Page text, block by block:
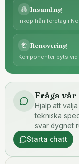
Insamling
Inköp från företag i
Renovering
Komponenter byts vid
Fråga
Hjälp att
tekniska
svar dygnet
Starta chatt